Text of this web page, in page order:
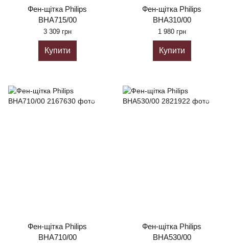
Фен-щітка Philips
BHA715/00
3 309 грн
Купити
Фен-щітка Philips
BHA310/00
1 980 грн
Купити
Фен-щітка Philips
BHA710/00
Фен-щітка Philips
BHA530/00